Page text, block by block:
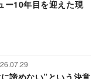
ー10年目を迎えた現
諦めない”という決意